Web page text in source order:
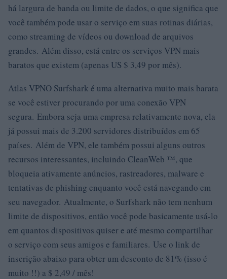
há largura de banda ou limite de dados, o que significa que
você também pode usar o serviço em suas rotinas diárias,
como streaming de vídeos ou download de arquivos
grandes. Além disso, está entre os serviços VPN mais
baratos que existem (apenas US $ 3,49 por mês).
Atlas VPNO Surfshark é uma alternativa muito mais barata
se você estiver procurando por uma conexão VPN
segura. Embora seja uma empresa relativamente nova, ela
já possui mais de 3.200 servidores distribuídos em 65
países. Além de VPN, ele também possui alguns outros
recursos interessantes, incluindo CleanWeb ™, que
bloqueia ativamente anúncios, rastreadores, malware e
tentativas de phishing enquanto você está navegando em
seu navegador. Atualmente, o Surfshark não tem nenhum
limite de dispositivos, então você pode basicamente usá-lo
em quantos dispositivos quiser e até mesmo compartilhar
o serviço com seus amigos e familiares. Use o link de
inscrição abaixo para obter um desconto de 81% (isso é
muito !!) a $ 2,49 / mês!